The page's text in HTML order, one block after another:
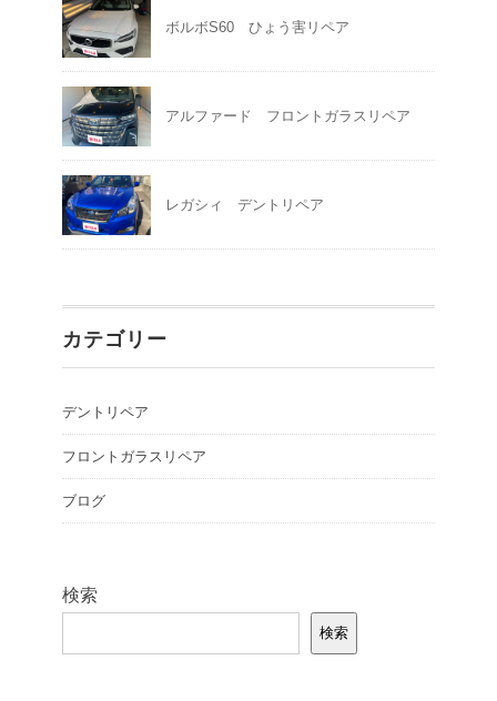
ボルボS60 ひょう害リペア
アルファード フロントガラスリペア
レガシィ デントリペア
カテゴリー
デントリペア
フロントガラスリペア
ブログ
検索
検索